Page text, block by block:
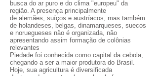
busca do ar puro e do clima "europeu" da
região. A presença principalmente
de alemães, suíços e austríacos, mas também
de holandeses, belgas, dinamarqueses, suecos
e noruegueses não é organizada, não
apresentando assim formação de colônias
relevantes
Piedade foi conhecida como capital da cebola,
chegando a ser a maior produtora do Brasil.
Hoje, sua agricultura é diversificada